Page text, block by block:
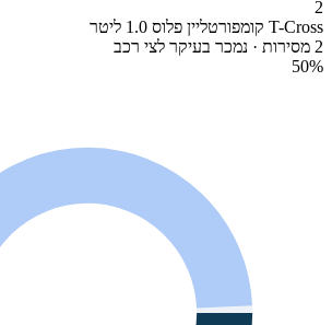
2
T-Cross קומפורטליין פלוס 1.0 ליטר
2 מסירות · נמכר בעיקר לצי רכב
50%